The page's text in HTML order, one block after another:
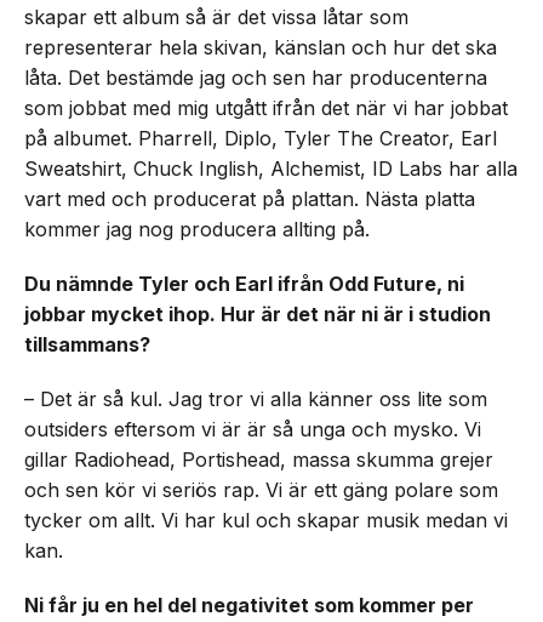
skapar ett album så är det vissa låtar som
representerar hela skivan, känslan och hur det ska
låta. Det bestämde jag och sen har producenterna
som jobbat med mig utgått ifrån det när vi har jobbat
på albumet. Pharrell, Diplo, Tyler The Creator, Earl
Sweatshirt, Chuck Inglish, Alchemist, ID Labs har alla
vart med och producerat på plattan. Nästa platta
kommer jag nog producera allting på.
Du nämnde Tyler och Earl ifrån Odd Future, ni
jobbar mycket ihop. Hur är det när ni är i studion
tillsammans?
– Det är så kul. Jag tror vi alla känner oss lite som
outsiders eftersom vi är är så unga och mysko. Vi
gillar Radiohead, Portishead, massa skumma grejer
och sen kör vi seriös rap. Vi är ett gäng polare som
tycker om allt. Vi har kul och skapar musik medan vi
kan.
Ni får ju en hel del negativitet som kommer per